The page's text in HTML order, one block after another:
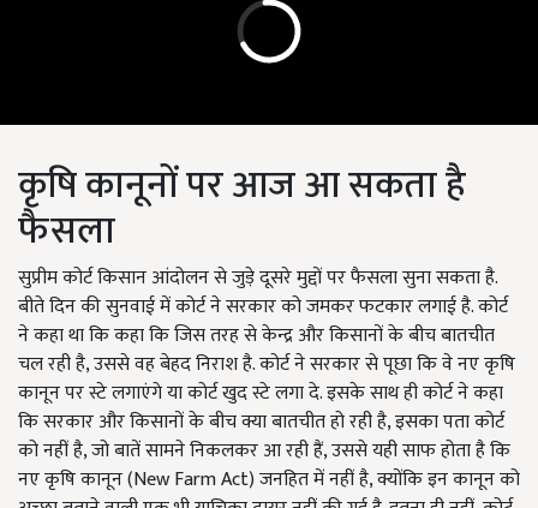
कृषि कानूनों पर आज आ सकता है
फैसला
सुप्रीम कोर्ट किसान आंदोलन से जुड़े दूसरे मुद्दों पर फैसला सुना सकता है.
बीते दिन की सुनवाई में कोर्ट ने सरकार को जमकर फटकार लगाई है. कोर्ट
ने कहा था कि कहा कि जिस तरह से केन्द्र और किसानों के बीच बातचीत
चल रही है, उससे वह बेहद निराश है. कोर्ट ने सरकार से पूछा कि वे नए कृषि
कानून पर स्टे लगाएंगे या कोर्ट खुद स्टे लगा दे. इसके साथ ही कोर्ट ने कहा
कि सरकार और किसानों के बीच क्या बातचीत हो रही है, इसका पता कोर्ट
को नहीं है, जो बातें सामने निकलकर आ रही हैं, उससे यही साफ होता है कि
नए कृषि कानून (New Farm Act) जनहित में नहीं है, क्योंकि इन कानून को